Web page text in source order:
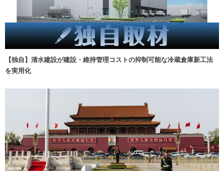
【独自】清水建設が建設・維持管理コストの抑制可能な冷蔵倉庫新工法
を実用化